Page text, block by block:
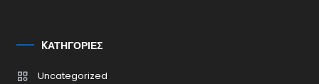
KΑΤΗΓΟΡΊΕΣ
Uncategorized